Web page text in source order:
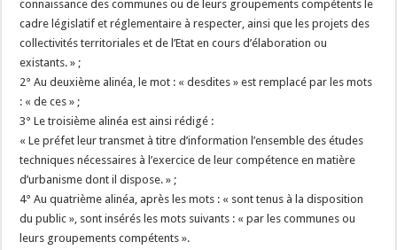
connaissance des communes ou de leurs groupements compétents le
cadre législatif et réglementaire à respecter, ainsi que les projets des
collectivités territoriales et de l’Etat en cours d’élaboration ou
existants. » ;
2° Au deuxième alinéa, le mot : « desdites » est remplacé par les mots
: « de ces » ;
3° Le troisième alinéa est ainsi rédigé :
« Le préfet leur transmet à titre d’information l’ensemble des études
techniques nécessaires à l’exercice de leur compétence en matière
d’urbanisme dont il dispose. » ;
4° Au quatrième alinéa, après les mots : « sont tenus à la disposition
du public », sont insérés les mots suivants : « par les communes ou
leurs groupements compétents ».